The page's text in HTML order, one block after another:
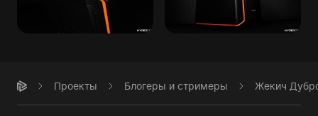
Проекты Блогеры и стримеры Жекич